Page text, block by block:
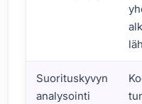
Suorituskyvyn
analysointi